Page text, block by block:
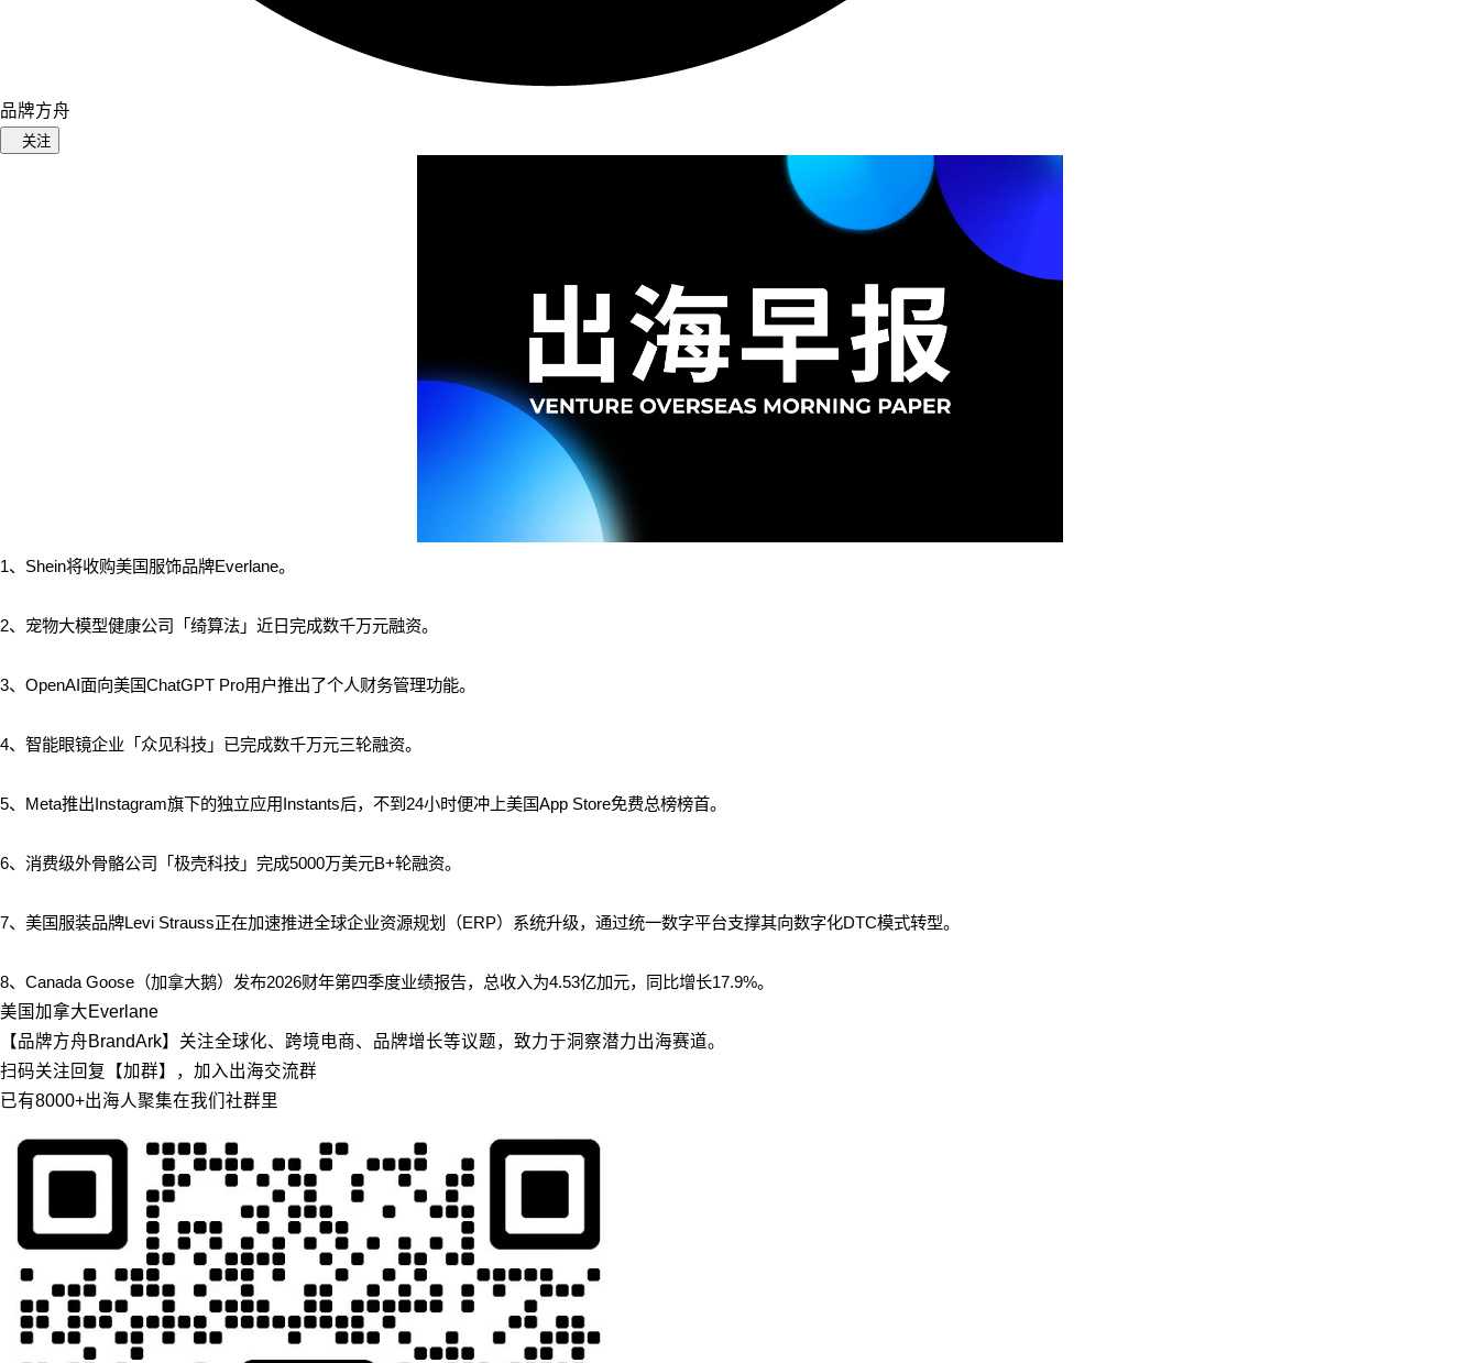
品牌方舟
关注
1、 Shein将收购美国服饰品牌Everlane。
2、宠物大模型健康公司「绮算法」近日完成数千万元融资。
3、OpenAI面向美国ChatGPT Pro用户推出了个人财务管理功能。
4、智能眼镜企业「众见科技」已完成数千万元三轮融资。
5、Meta推出Instagram旗下的独立应用Instants后，不到24小时便冲上美国App Store免费总榜榜首。
6、消费级外骨骼公司「极壳科技」完成5000万美元B+轮融资。
7、美国服装品牌Levi Strauss正在加速推进全球企业资源规划（ERP）系统升级，通过统一数字平台支撑其向数字化DTC模式转型。
8、Canada Goose（加拿大鹅）发布2026财年第四季度业绩报告，总收入为4.53亿加元，同比增长17.9%。
美国 加拿大Everlane
【品牌方舟BrandArk】关注全球化、跨境电商、品牌增长等议题，致力于洞察潜力出海赛道。
扫码关注回复【加群】，加入出海交流群
已有8000+出海人聚集在我们社群里